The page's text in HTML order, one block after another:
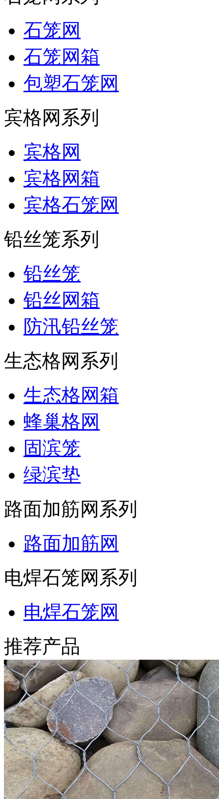
石笼网
石笼网箱
包塑石笼网
宾格网系列
宾格网
宾格网箱
宾格石笼网
铅丝笼系列
铅丝笼
铅丝网箱
防汛铅丝笼
生态格网系列
生态格网箱
蜂巢格网
固滨笼
绿滨垫
路面加筋网系列
路面加筋网
电焊石笼网系列
电焊石笼网
推荐产品